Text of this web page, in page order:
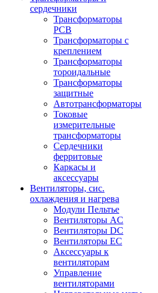
сердечники
Трансформаторы
PCB
Трансформаторы с
креплением
Трансформаторы
тороидальные
Трансформаторы
защитные
Автотрансформаторы
Токовые
измерительные
трансформаторы
Сердечники
ферритовые
Каркасы и
аксессуары
Вентиляторы, сис.
охлаждения и нагрева
Модули Пельтье
Вентиляторы AC
Вентиляторы DC
Вентиляторы EC
Аксессуары к
вентиляторам
Управление
вентиляторами